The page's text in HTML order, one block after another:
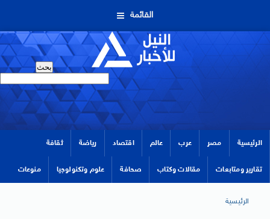
القائمة
الرئيسية مصر عرب عالم اقتصاد رياضة ثقافة
تقارير ومتابعات مقالات وكتاب صحافة علوم وتكنولوجيا منوعات
الرئيسية